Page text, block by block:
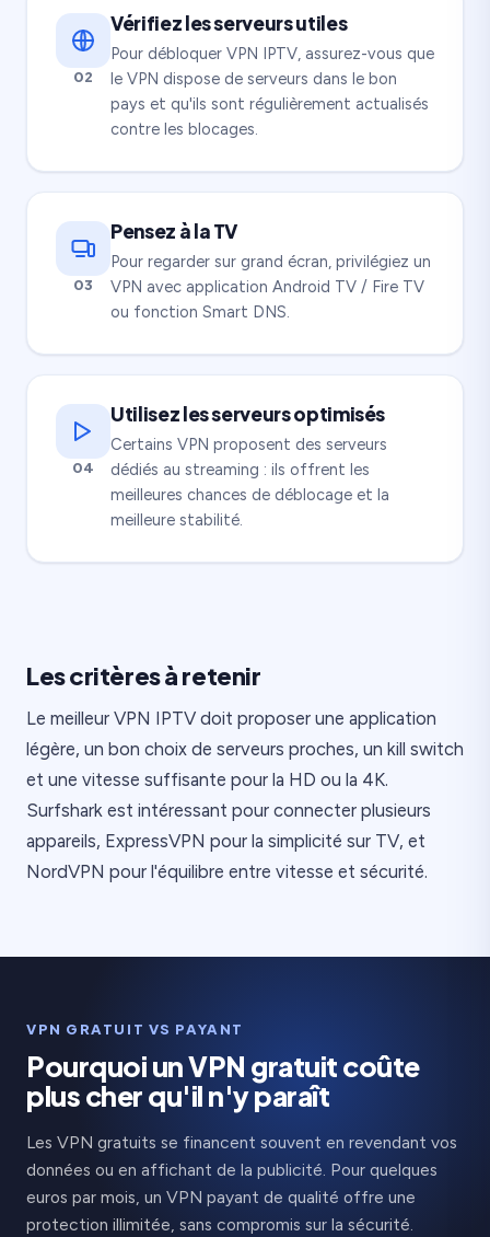
02
Vérifiez les serveurs utiles
Pour débloquer VPN IPTV, assurez-vous que
le VPN dispose de serveurs dans le bon
pays et qu'ils sont régulièrement actualisés
contre les blocages.
03
Pensez à la TV
Pour regarder sur grand écran, privilégiez un
VPN avec application Android TV / Fire TV
ou fonction Smart DNS.
04
Utilisez les serveurs optimisés
Certains VPN proposent des serveurs
dédiés au streaming : ils offrent les
meilleures chances de déblocage et la
meilleure stabilité.
Les critères à retenir
Le meilleur VPN IPTV doit proposer une application
légère, un bon choix de serveurs proches, un kill switch
et une vitesse suffisante pour la HD ou la 4K.
Surfshark est intéressant pour connecter plusieurs
appareils, ExpressVPN pour la simplicité sur TV, et
NordVPN pour l'équilibre entre vitesse et sécurité.
VPN GRATUIT VS PAYANT
Pourquoi un VPN gratuit coûte
plus cher qu'il n'y paraît
Les VPN gratuits se financent souvent en revendant vos
données ou en affichant de la publicité. Pour quelques
euros par mois, un VPN payant de qualité offre une
protection illimitée, sans compromis sur la sécurité.